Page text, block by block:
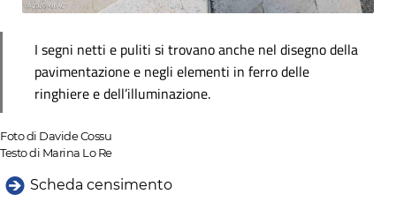
I segni netti e puliti si trovano anche nel disegno della
pavimentazione e negli elementi in ferro delle
ringhiere e dell’illuminazione.
Foto di Davide Cossu
Testo di Marina Lo Re
Scheda censimento